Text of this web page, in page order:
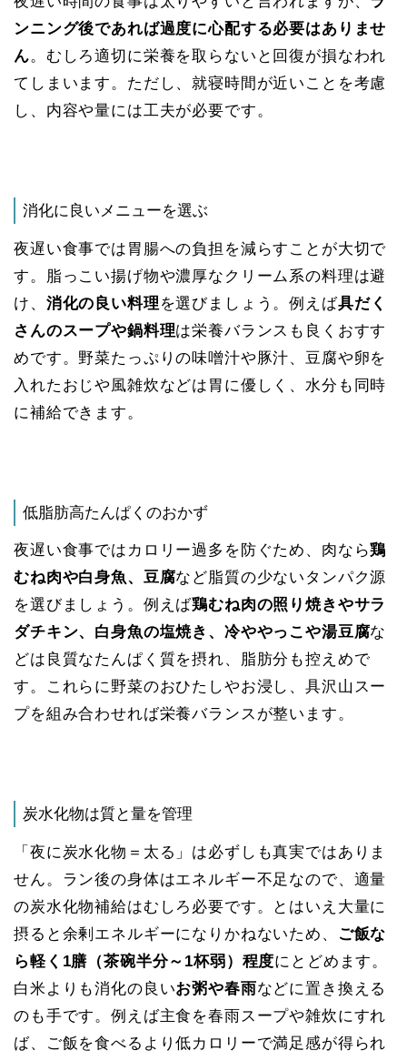
ンニング後であれば過度に心配する必要はありませ
ん​。むしろ適切に栄養を取らないと回復が損なわれ
てしまいます。ただし、就寝時間が近いことを考慮
し、内容や量には工夫が必要です。
消化に良いメニューを選ぶ
夜遅い食事では胃腸への負担を減らすことが大切で
す。脂っこい揚げ物や濃厚なクリーム系の料理は避
け、 消化の良い料理 を選びましょう。例えば具だく
さんのスープや鍋料理は栄養バランスも良くおすす
めです。野菜たっぷりの味噌汁や豚汁、豆腐や卵を
入れたおじや風雑炊などは胃に優しく、水分も同時
に補給できます。
低脂肪高たんぱくのおかず
夜遅い食事ではカロリー過多を防ぐため、肉なら鶏
むね肉や白身魚、豆腐など脂質の少ないタンパク源
を選びましょう。例えば鶏むね肉の照り焼きやサラ
ダチキン、白身魚の塩焼き、冷ややっこや湯豆腐な
どは良質なたんぱく質を摂れ、脂肪分も控えめで
す。これらに野菜のおひたしやお浸し、具沢山スー
プを組み合わせれば栄養バランスが整います​。
炭水化物は質と量を管理
「夜に炭水化物＝太る」は必ずしも真実ではありま
せん。ラン後の身体はエネルギー不足なので、適量
の炭水化物補給はむしろ必要です。とはいえ大量に
摂ると余剰エネルギーになりかねないため、
ご飯な
ら軽く1膳（茶碗半分～1杯弱）程度にとどめます。
白米よりも消化の良いお粥や春雨などに置き換える
のも手です。例えば主食を春雨スープや雑炊にすれ
ば、ご飯を食べるより低カロリーで満足感が得られ